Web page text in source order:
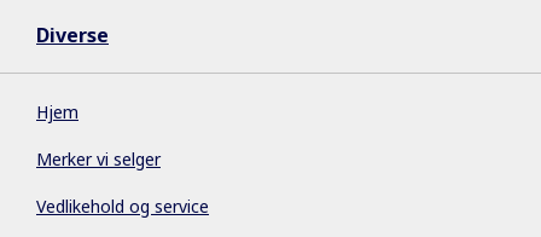
Diverse
Hjem
Merker vi selger
Vedlikehold og service